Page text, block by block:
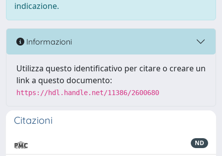
indicazione.
Informazioni
Utilizza questo identificativo per citare o creare un
link a questo documento:
https://hdl.handle.net/11386/2600680
Citazioni
ND